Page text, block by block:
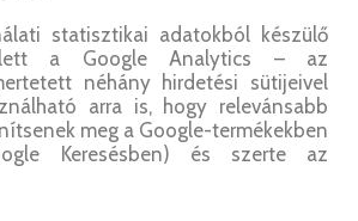
statisztikai adatokból készülő
a Google Analytics – az
néhány hirdetési sütijeivel
arra is, hogy relevánsabb
meg a Google-termékekben
Keresésben) és szerte az